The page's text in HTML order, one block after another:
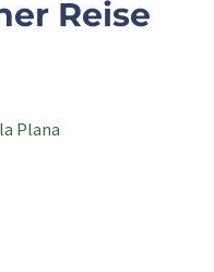
Reise
Plana